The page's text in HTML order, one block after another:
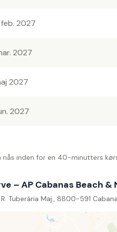
2027
2027
2027
2027
nås inden for en 40-minutters
– AP Cabanas Beach &
R. Tuberária Maj., 8800-591